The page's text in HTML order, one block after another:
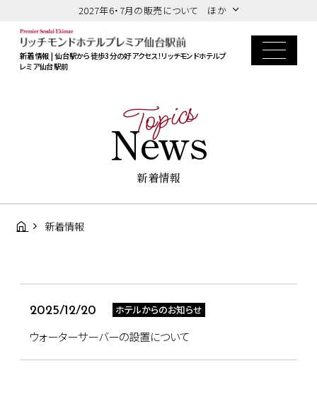
2027年6・7月の販売について ほか
新着情報 | 仙台駅から徒歩3分の好アクセス！リッチモンドホテルプ
レミア仙台駅前
News
Topics
新着情報
新着情報
2025/12/20 ホテルからのお知らせ
ウォーターサーバーの設置について